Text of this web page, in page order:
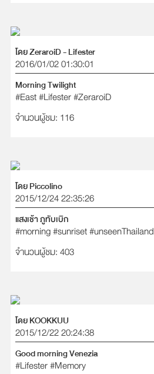
โดย ZeraroiD - Lifester
2016/01/02 01:30:01
Morning Twilight
#East#Lifester#ZeraroiD
จำนวนผู้ชม: 116
โดย Piccolino
2015/12/24 22:35:26
แสงเช้า ภูทับเบิก
#morning#sunriset#unseenThailand
จำนวนผู้ชม: 403
โดย KOOKKUU
2015/12/22 20:24:38
Good morning Venezia
#Lifester#Memory